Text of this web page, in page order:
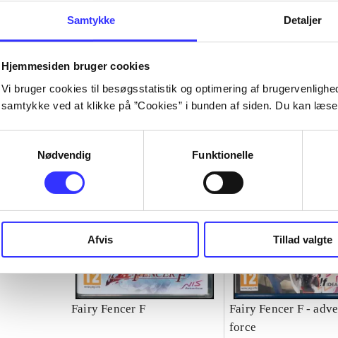
Samtykke Detaljer
Hjemmesiden bruger cookies
Vi bruger cookies til besøgsstatistik og optimering af
samtykke ved at klikke på ”Cookies” i bunden af siden. Du kan
Nødvendig
Funktionelle
Afvis Tillad valgte
Fairy Fencer F
Fairy Fencer F -
force